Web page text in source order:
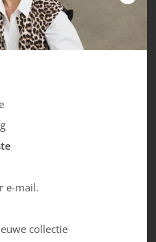
vinden
Maruti
129.99
e-mail.
collectie